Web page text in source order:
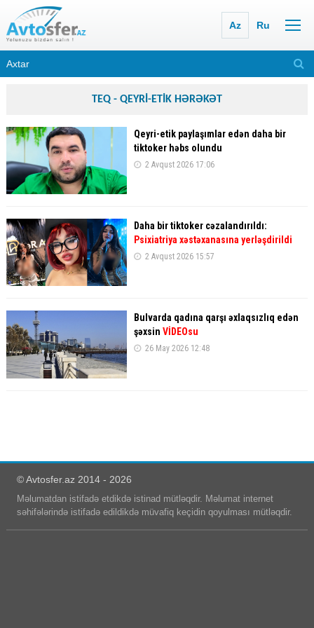
Az Ru
TEQ - QEYRİ-ETİK HƏRƏKƏT
Qeyri-etik paylaşımlar edən daha bir
tiktoker həbs olundu
2 Avqust 2026 17:06
Daha bir tiktoker cəzalandırıldı:
Psixiatriya xəstəxanasına yerləşdirildi
2 Avqust 2026 15:57
Bulvarda qadına qarşı əxlaqsızlıq edən
şəxsin VİDEOsu
26 May 2026 12:48
© Avtosfer.az 2014 - 2026
Məlumatdan istifadə etdikdə istinad mütləqdir. Məlumat internet
səhifələrində istifadə edildikdə müvafiq keçidin qoyulması mütləqdir.